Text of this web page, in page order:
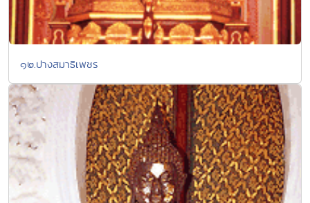
๑๒.ปางสมาธิเพชร